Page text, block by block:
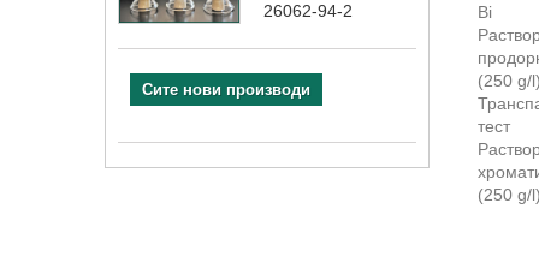
26062-94-2
Сите нови производи
Bi